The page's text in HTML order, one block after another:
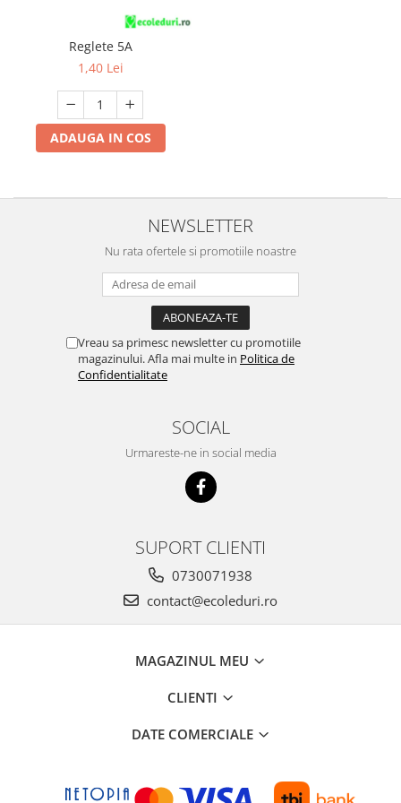
Lampi emergente
Lustre
Spoturi led pe sina
Prelungitoare/Derulatoare
Starter/Droser
Triplu Stecher
Întrerupătoare/Comutatoare
Reglete 5A
1,40 Lei
ADAUGA IN COS
NEWSLETTER
Nu rata ofertele si promotiile noastre
Vreau sa primesc newsletter cu promotiile
magazinului. Afla mai multe in Politica de
Confidentialitate
SOCIAL
Urmareste-ne in social media
SUPORT CLIENTI
0730071938
contact@ecoleduri.ro
MAGAZINUL MEU
CLIENTI
DATE COMERCIALE